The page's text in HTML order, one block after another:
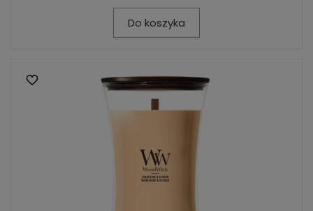
Do koszyka